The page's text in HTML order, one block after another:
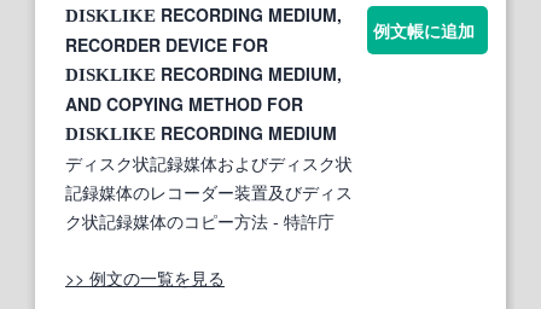
DISKLIKE RECORDING MEDIUM,
RECORDER DEVICE FOR
DISKLIKE RECORDING MEDIUM,
AND COPYING METHOD FOR
DISKLIKE RECORDING MEDIUM
ディスク状記録媒体およびディスク状
記録媒体のレコーダー装置及びディス
ク状記録媒体のコピー方法 - 特許庁
例文帳に追加
>> 例文の一覧を見る